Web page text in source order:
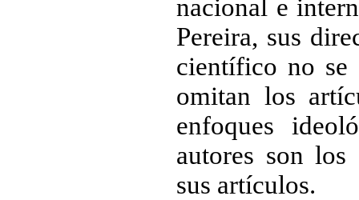
nacional e
Pereira, sus
científico no se
omitan los
enfoques
autores son los
sus artículos.